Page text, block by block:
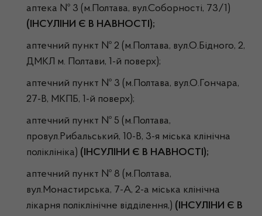
аптека № 3 (м.Полтава, вул.Соборності, 73/1)
(ІНСУЛІНИ Є В НАВНОСТІ);
аптечний пункт № 2 (м.Полтава, вул.О.Бідного, 2,
ДМКЛ м. Полтави, 1-й поверх);
аптечний пункт № 3 (м.Полтава, вул.О.Гончара,
27-В, МКПБ, 1-й поверх);
аптечний пункт № 5 (м.Полтава,
провул.Рибальський, 10-В, 3-я міська клінічна
поліклініка) (ІНСУЛІНИ Є В НАВНОСТІ);
аптечний пункт № 8 (м.Полтава,
вул.Монастирська, 7-А, 2-а міська клінічна
лікарня поліклінічне відділення,) (ІНСУЛІНИ Є В